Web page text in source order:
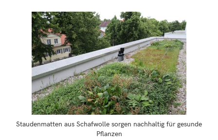
Staudenmatten aus Schafwolle sorgen nachhaltig für gesunde
Pflanzen